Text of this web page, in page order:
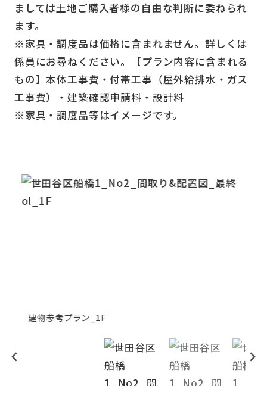
ましては土地ご購入者様の自由な判断に委ねられ
ます。
※家具・調度品は価格に含まれません。詳しくは
係員にお尋ねください。【プラン内容に含まれる
もの】本体工事費・付帯工事（屋外給排水・ガス
工事費）・建築確認申請料・設計料
※家具・調度品等はイメージです。
建物参考プラン_1F